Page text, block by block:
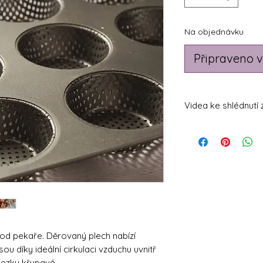
pekaře. Děrovaný plech nabízí
díky ideální cirkulaci vzduchu uvnitř
Na objednávku
Připraveno
Videa ke shlédnutí